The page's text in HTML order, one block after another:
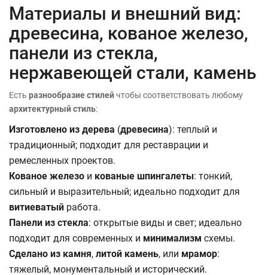
Материалы и внешний вид:
древесина, кованое железо,
панели из стекла,
нержавеющей стали, камень
Есть разнообразие стилейчтобы соответствовать любому
архитектурный стиль:
Изготовлено из дерева (древесина): теплый и
традиционный; подходит для реставрации и
ремесленных проектов.
Кованое железо и кованые шпингалеты: тонкий,
сильный и выразительный; идеально подходит для
витиеватый работа.
Панели из стекла: открытые виды и свет; идеально
подходит для современных и минимализм схемы.
Сделано из камня,литой камень, или мрамор:
тяжелый, монументальный и исторический.